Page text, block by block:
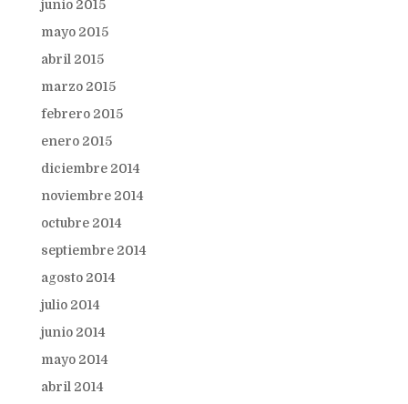
junio 2015
mayo 2015
abril 2015
marzo 2015
febrero 2015
enero 2015
diciembre 2014
noviembre 2014
octubre 2014
septiembre 2014
agosto 2014
julio 2014
junio 2014
mayo 2014
abril 2014